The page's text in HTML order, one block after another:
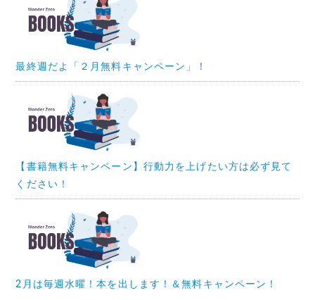
最終週だよ「２月無料キャンペーン」！
【書籍無料キャンペーン】行動力を上げたい方は必ず見て
ください！
2月は毎週水曜！本を出します！＆無料キャンペーン！